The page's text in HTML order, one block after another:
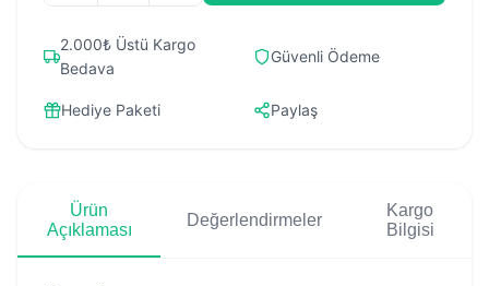
2.000₺ Üstü Kargo
Bedava
Güvenli Ödeme
Hediye Paketi Paylaş
Ürün
Açıklaması
Değerlendirmeler
Kargo
Bilgisi